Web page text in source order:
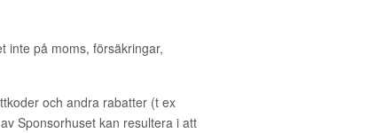
inte på moms, försäkringar,
och andra rabatter (t ex
Sponsorhuset kan resultera i att